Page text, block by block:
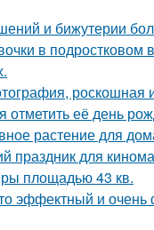
и бижутерии
в подростковом
роскошная
отметить её день
растение для
праздник для
площадью 43 кв.
эффектный и